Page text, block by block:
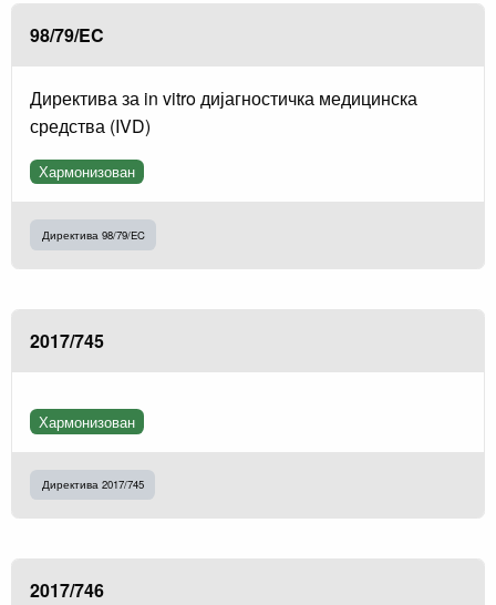
98/79/EC
Директива за in vitro дијагностичка медицинска
средства (IVD)
Хармонизован
Директива 98/79/EC
2017/745
Хармонизован
Директива 2017/745
2017/746